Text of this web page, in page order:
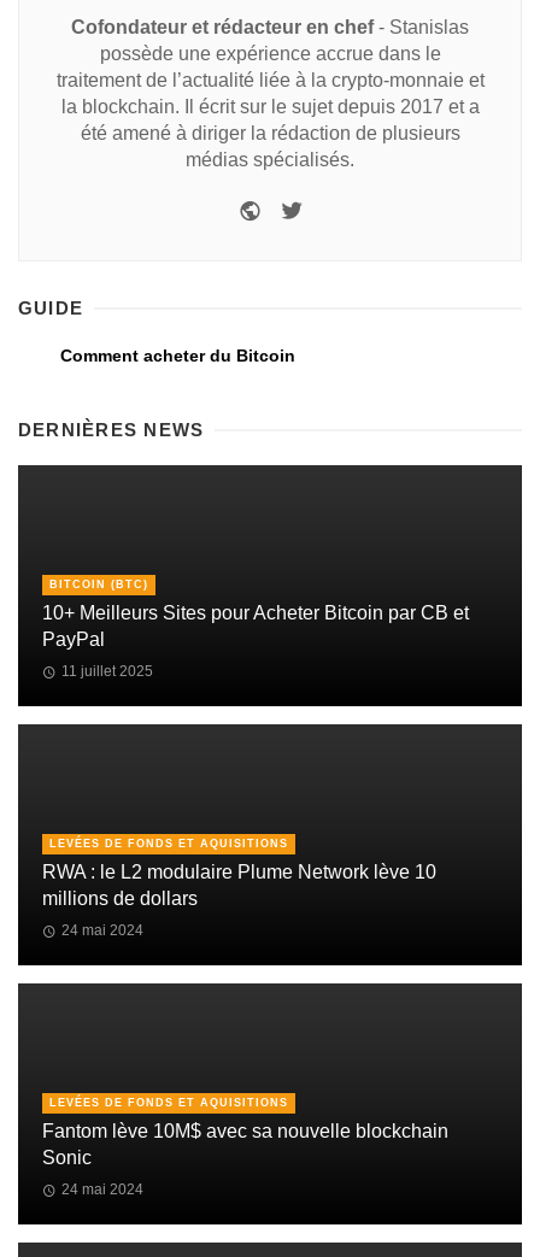
Cofondateur et rédacteur en chef- Stanislas
possède une expérience accrue dans le
traitement de l’actualité liée à la crypto-monnaie et
la blockchain. Il écrit sur le sujet depuis 2017 et a
été amené à diriger la rédaction de plusieurs
médias spécialisés.
GUIDE
Comment acheter du Bitcoin
DERNIÈRES NEWS
BITCOIN (BTC)
10+ Meilleurs Sites pour Acheter Bitcoin par CB et
PayPal
11 juillet 2025
LEVÉES DE FONDS ET AQUISITIONS
RWA : le L2 modulaire Plume Network lève 10
millions de dollars
24 mai 2024
LEVÉES DE FONDS ET AQUISITIONS
Fantom lève 10M$ avec sa nouvelle blockchain
Sonic
24 mai 2024